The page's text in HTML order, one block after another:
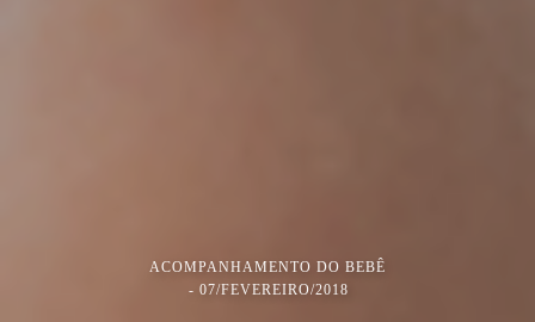
ACOMPANHAMENTO DO BEBÊ
07/FEVEREIRO/2018